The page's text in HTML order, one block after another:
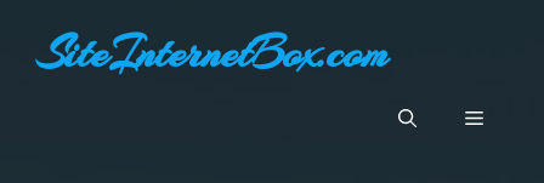
contenuSiteInternetBox.com
Menu